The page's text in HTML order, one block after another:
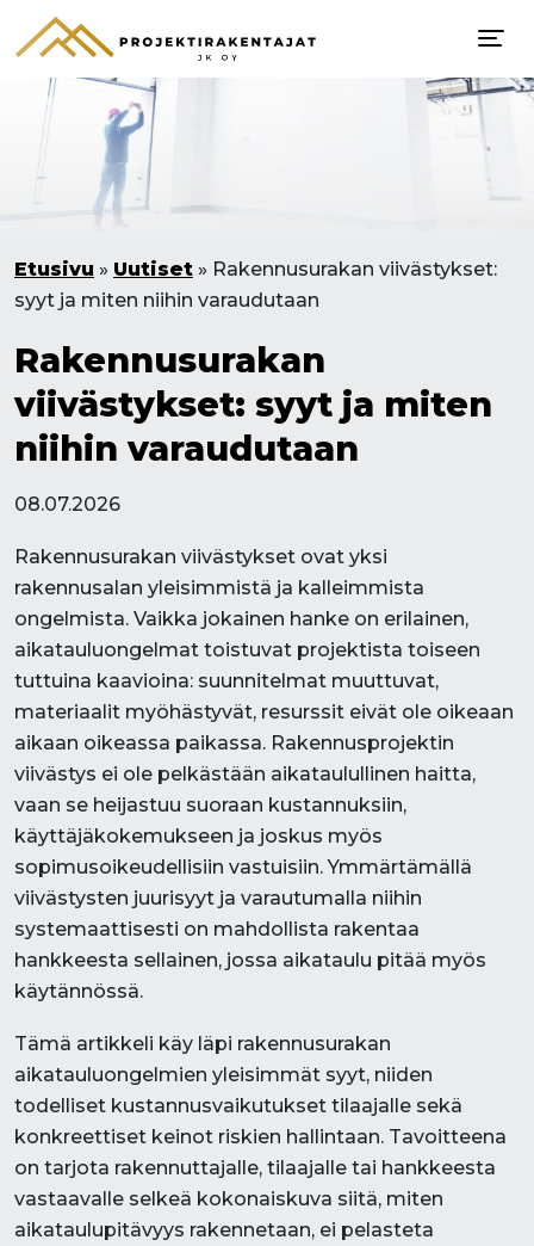
Etusivu » Uutiset » Rakennusurakan viivästykset:
syyt ja miten niihin varaudutaan
Rakennusurakan
viivästykset: syyt ja miten
niihin varaudutaan
08.07.2026
Rakennusurakan viivästykset ovat yksi
rakennusalan yleisimmistä ja kalleimmista
ongelmista. Vaikka jokainen hanke on erilainen,
aikatauluongelmat toistuvat projektista toiseen
tuttuina kaavioina: suunnitelmat muuttuvat,
materiaalit myöhästyvät, resurssit eivät ole oikeaan
aikaan oikeassa paikassa. Rakennusprojektin
viivästys ei ole pelkästään aikataulullinen haitta,
vaan se heijastuu suoraan kustannuksiin,
käyttäjäkokemukseen ja joskus myös
sopimusoikeudellisiin vastuisiin. Ymmärtämällä
viivästysten juurisyyt ja varautumalla niihin
systemaattisesti on mahdollista rakentaa
hankkeesta sellainen, jossa aikataulu pitää myös
käytännössä.
Tämä artikkeli käy läpi rakennusurakan
aikatauluongelmien yleisimmät syyt, niiden
todelliset kustannusvaikutukset tilaajalle sekä
konkreettiset keinot riskien hallintaan. Tavoitteena
on tarjota rakennuttajalle, tilaajalle tai hankkeesta
vastaavalle selkeä kokonaiskuva siitä, miten
aikataulupitävyys rakennetaan, ei pelasteta